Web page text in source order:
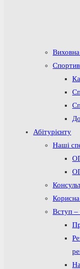
Виховна
Абітурієнту
Наші
Вступ –